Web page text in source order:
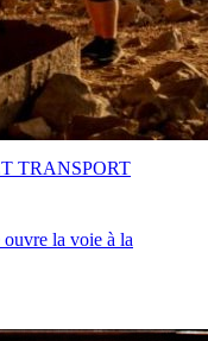
la voie à la
TRANSPORT